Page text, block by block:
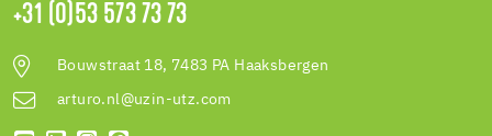
+31 (0)53 573 73 73
Bouwstraat 18, 7483 PA Haaksbergen
arturo.nl@uzin-utz.com